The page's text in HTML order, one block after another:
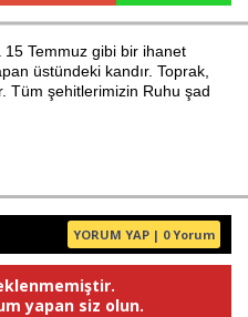
Temmuz gibi bir ihanet
üstündeki kandır. Toprak,
Tüm şehitlerimizin Ruhu şad
YORUM YAP | 0 Yorum
yapan siz olun.
Haberin Doğru Adresi.